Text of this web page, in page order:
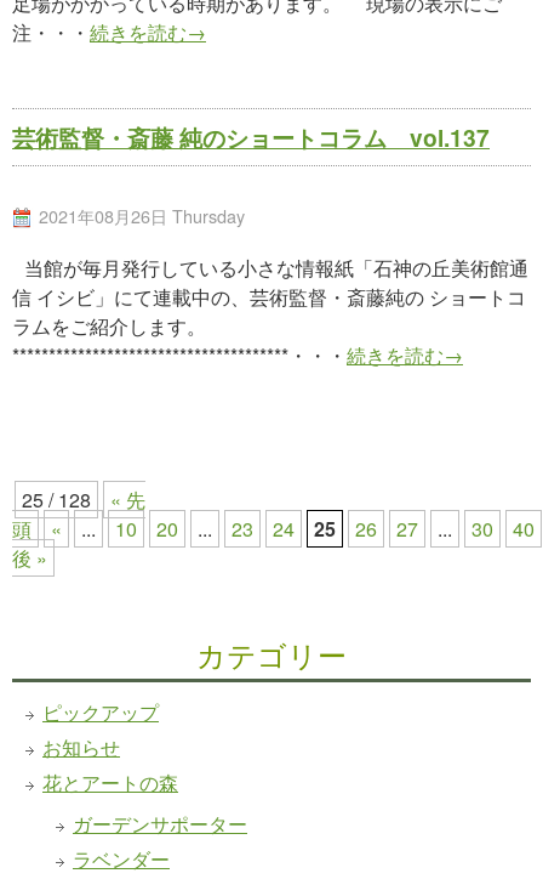
注・・・ 続きを読む→
芸術監督・斎藤 純のショートコラム vol.137
2021年08月26日 Thursday
当館が毎月発行している小さな情報紙「石神の丘美術館通
信 イシビ」にて連載中の、芸術監督・斎藤純の ショートコ
ラムをご紹介します。
**************************************・・・ 続きを読む→
25 / 128
« 先
頭
« ... 10 20 ... 23 24 25 26 27 ... 30
40
後 »
カテゴリー
ピックアップ
お知らせ
花とアートの森
ガーデンサポーター
ラベンダー